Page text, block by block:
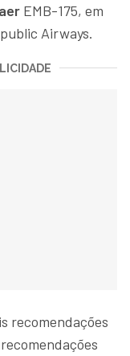
EMB-175, em
Airways.
recomendações